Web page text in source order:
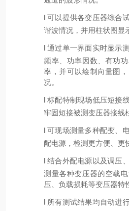
l可以提供各变压器综合
谐波情况，并用柱状图显
l通过单一界面实时显示
频率、功率因数、有功
率，并可以绘制向量图
况。
l标配特制现场低压短接
牢固短接被测变压器接线
l可现场测量多种配变、
配电源，检测更方便、更
l结合外配电源以及调压
测量各种变压器的空载
压、负载损耗等变压器特
l 所有测试结果均自动进